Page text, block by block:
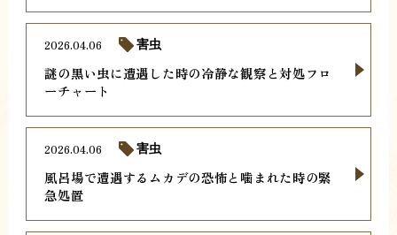
謎の黒い虫に遭遇した時の冷静な観察と対処フロ
ーチャート
2026.04.06 害虫
風呂場で遭遇するムカデの恐怖と噛まれた時の緊
急処置
2026.04.06 害虫